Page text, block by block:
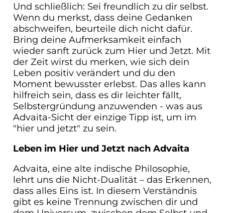
Und schließlich: Sei freundlich zu dir selbst.
Wenn du merkst, dass deine Gedanken
abschweifen, beurteile dich nicht dafür.
Bring deine Aufmerksamkeit einfach
wieder sanft zurück zum Hier und Jetzt. Mit
der Zeit wirst du merken, wie sich dein
Leben positiv verändert und du den
Moment bewusster erlebst. Das alles kann
hilfreich sein, dass es dir leichter fällt,
Selbstergründung anzuwenden - was aus
Advaita-Sicht der einzige Tipp ist, um im
"hier und jetzt" zu sein.
Leben im Hier und Jetzt nach Advaita
Advaita, eine alte indische Philosophie,
lehrt uns die Nicht-Dualität – das Erkennen,
dass alles Eins ist. In diesem Verständnis
gibt es keine Trennung zwischen dir und